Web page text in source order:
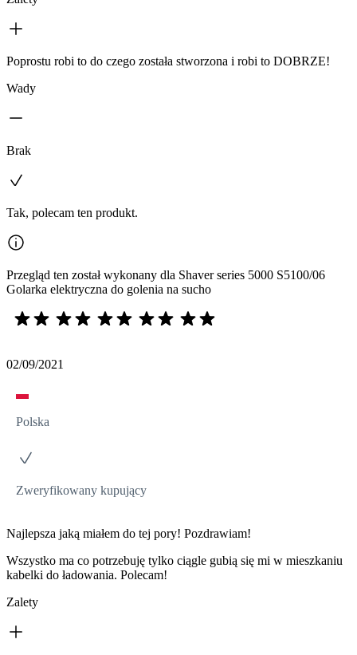
Poprostu robi to do czego została stworzona i robi to DOBRZE!
Wady
Brak
Tak, polecam ten produkt.
Przegląd ten został wykonany dla Shaver series 5000 S5100/06
Golarka elektryczna do golenia na sucho
02/09/2021
Polska
Zweryfikowany kupujący
Najlepsza jaką miałem do tej pory! Pozdrawiam!
Wszystko ma co potrzebuję tylko ciągle gubią się mi w mieszkaniu
kabelki do ładowania. Polecam!
Zalety